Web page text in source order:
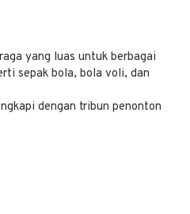
yang luas untuk berbagai
sepak bola, bola voli, dan
dengan tribun penonton